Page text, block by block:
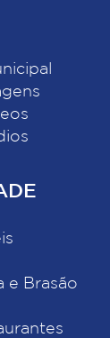
e Brasão